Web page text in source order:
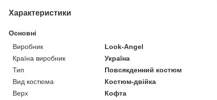
Характеристики
Основні
Виробник
Look-Angel
Країна виробник
Україна
Тип
Повсякденний костюм
Вид костюма
Костюм-двійка
Верх
Кофта